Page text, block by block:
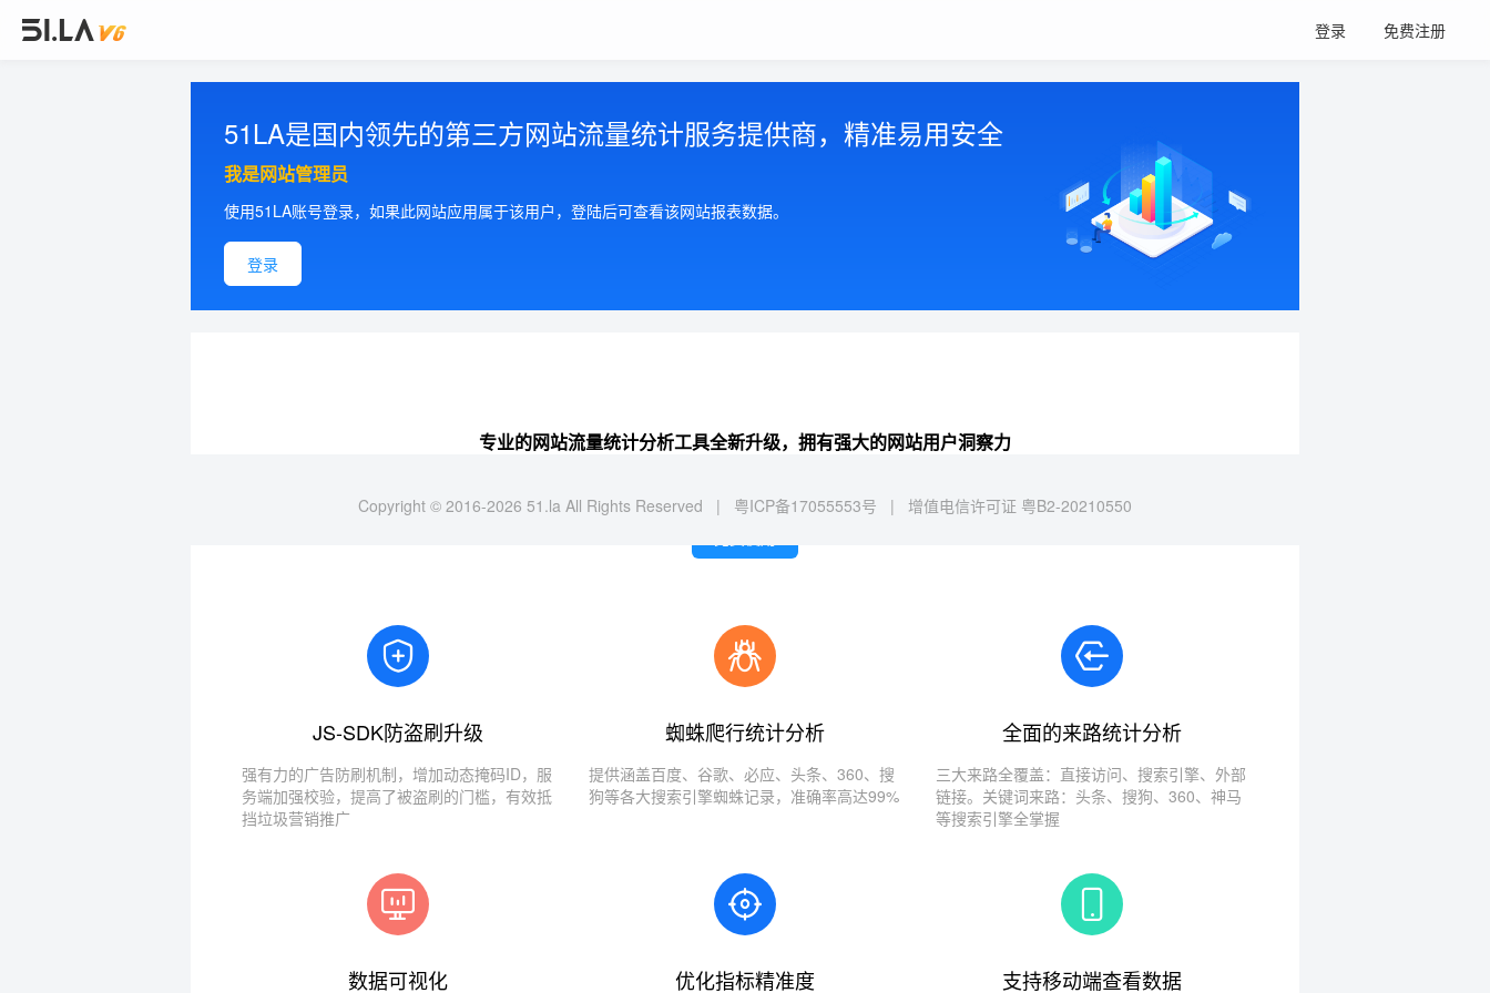
登录 免费注册
51LA是国内领先的第三方网站流量统计服务提供商，精准易用安全
我是网站管理员
使用51LA账号登录，如果此网站应用属于该用户，登陆后可查看该网站报表数据。
登录
专业的网站流量统计分析工具全新升级，拥有强大的网站用户洞察力
JS-SDK防盗刷升级
强有力的广告防刷机制，增加动态掩码ID，服
务端加强校验，提高了被盗刷的门槛，有效抵
挡垃圾营销推广
蜘蛛爬行统计分析
提供涵盖百度、谷歌、必应、头条、360、搜
狗等各大搜索引擎蜘蛛记录，准确率高达99%
全面的来路统计分析
三大来路全覆盖：直接访问、搜索引擎、外部
链接。关键词来路：头条、搜狗、360、神马
等搜索引擎全掌握
数据可视化 优化指标精准度 支持移动端查看数据
Copyright © 2016-2026 51.la All Rights Reserved | 粤ICP备17055553号 | 增值电信许可证 粤B2-20210550